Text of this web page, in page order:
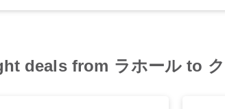
deals from ラホール to ク